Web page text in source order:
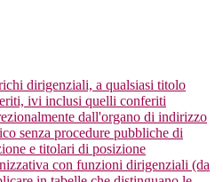
dirigenziali, a qualsiasi titolo
ivi inclusi quelli conferiti
dall'organo di indirizzo
senza procedure pubbliche di
e titolari di posizione
con funzioni dirigenziali (da